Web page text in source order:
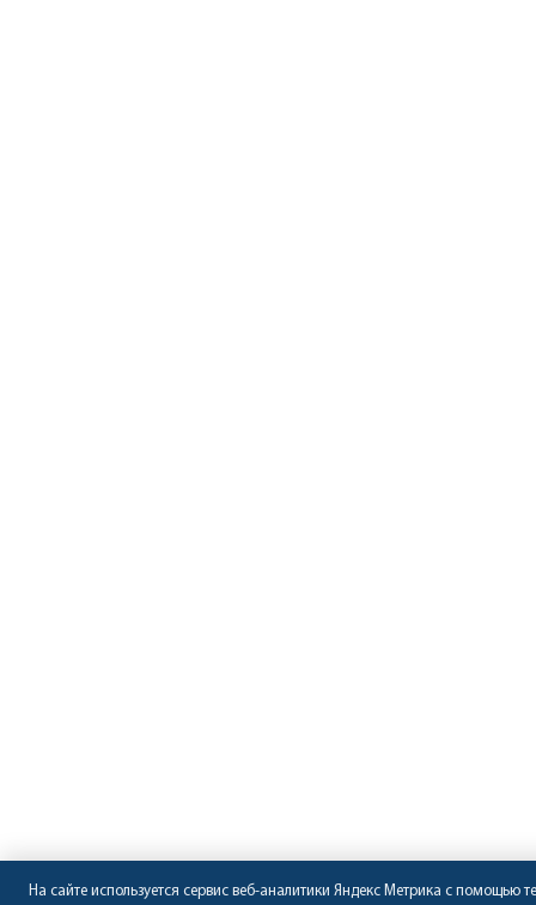
На сайте используется сервис веб-аналитики Яндекс Метрика с помощью